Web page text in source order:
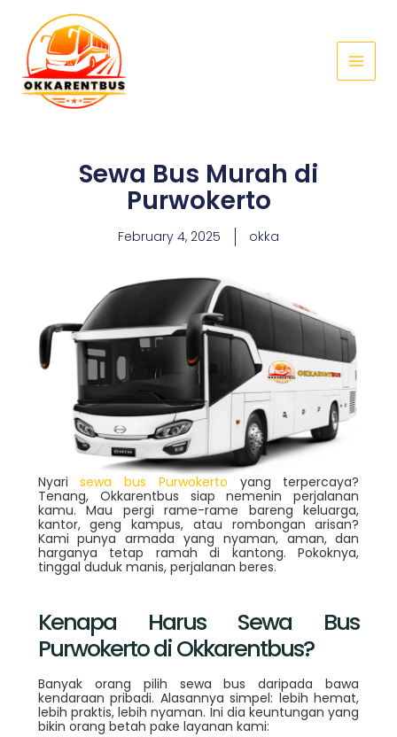
content
Menu
Sewa Bus Murah di
Purwokerto
February 4, 2025 okka
Nyarisewa bus Purwokerto yang terpercaya?
Tenang, Okkarentbus siap nemenin perjalanan
kamu. Mau pergi rame-rame bareng keluarga,
kantor, geng kampus, atau rombongan arisan?
Kami punya armada yang nyaman, aman, dan
harganya tetap ramah di kantong. Pokoknya,
tinggal duduk manis, perjalanan beres.
Kenapa Harus Sewa Bus
Purwokerto di Okkarentbus?
Banyak orang pilih sewa bus daripada bawa
kendaraan pribadi. Alasannya simpel: lebih hemat,
lebih praktis, lebih nyaman. Ini dia keuntungan yang
bikin orang betah pake layanan kami: